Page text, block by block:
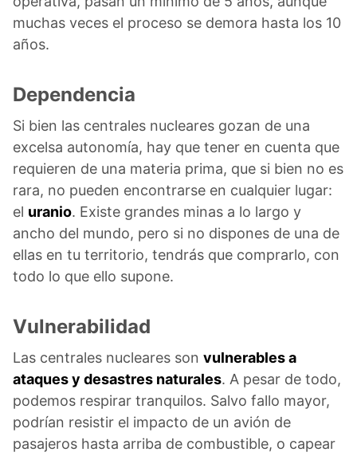
muchas veces el proceso se demora hasta los 10
años.
Dependencia
Si bien las centrales nucleares gozan de una
excelsa autonomía, hay que tener en cuenta que
requieren de una materia prima, que si bien no es
rara, no pueden encontrarse en cualquier lugar:
el uranio. Existe grandes minas a lo largo y
ancho del mundo, pero si no dispones de una de
ellas en tu territorio, tendrás que comprarlo, con
todo lo que ello supone.
Vulnerabilidad
Las centrales nucleares son vulnerables a
ataques y desastres naturales. A pesar de todo,
podemos respirar tranquilos. Salvo fallo mayor,
podrían resistir el impacto de un avión de
pasajeros hasta arriba de combustible, o capear